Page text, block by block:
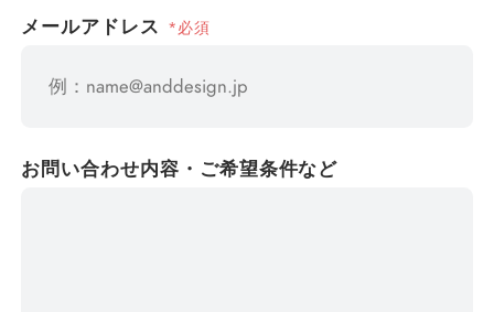
メールアドレス *必須
お問い合わせ内容・ご希望条件など